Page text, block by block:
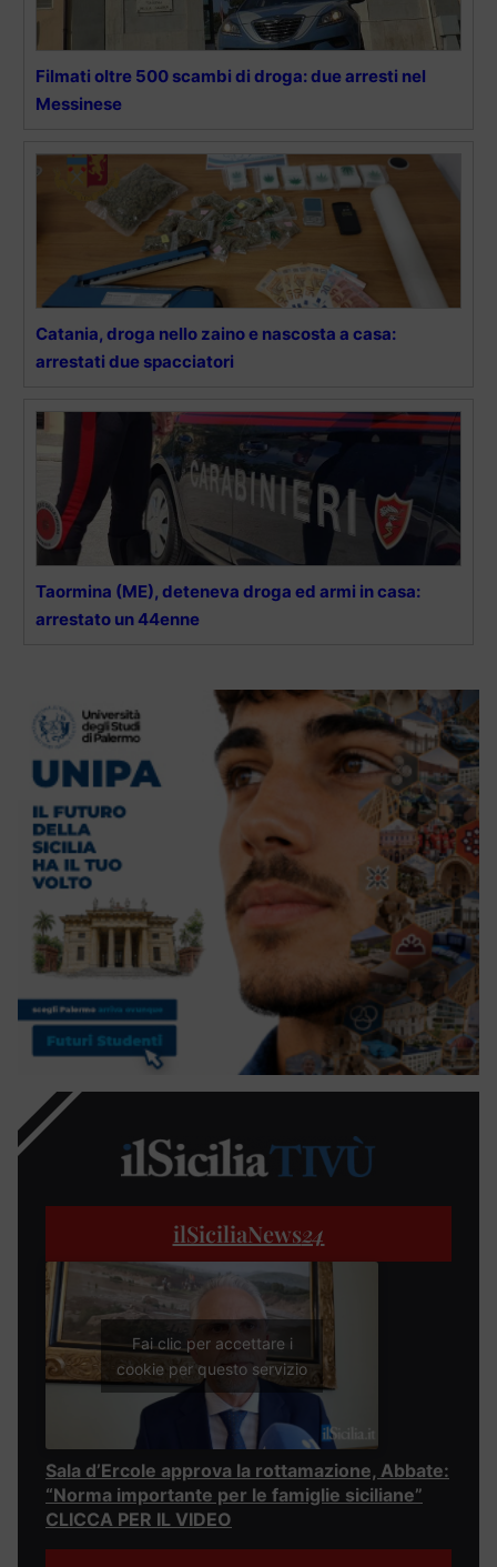
Filmati oltre 500 scambi di droga: due arresti nel
Messinese
Catania, droga nello zaino e nascosta a casa:
arrestati due spacciatori
Taormina (ME), deteneva droga ed armi in casa:
arrestato un 44enne
ilSiciliaNews24
Fai clic per accettare i
cookie per questo servizio
Sala d’Ercole approva la rottamazione, Abbate:
“Norma importante per le famiglie siciliane”
CLICCA PER IL VIDEO